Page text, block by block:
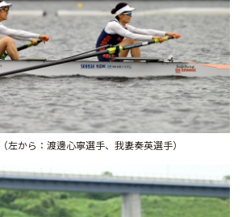
左から：渡邊心寧選手、我妻奏英選手）